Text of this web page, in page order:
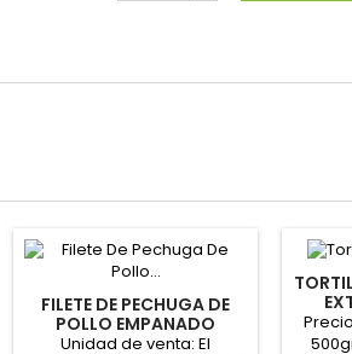
FILETE DE PECHUGA DE
POLLO EMPANADO
CONGELADO "BLANSE-
Unidad de venta: El